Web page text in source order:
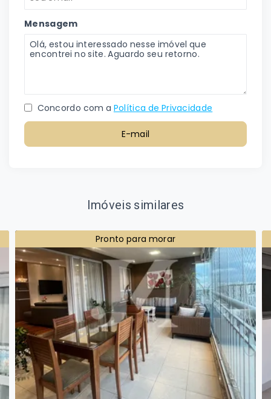
Mensagem
Concordo com a Política de Privacidade
E-mail
Imóveis similares
Pronto para morar